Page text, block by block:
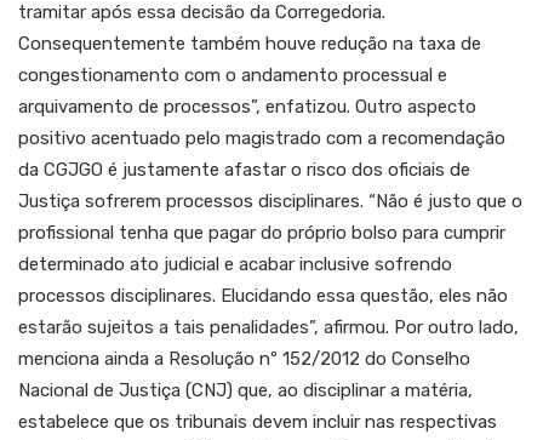
tramitar após essa decisão da Corregedoria.
Consequentemente também houve redução na taxa de
congestionamento com o andamento processual e
arquivamento de processos”, enfatizou. Outro aspecto
positivo acentuado pelo magistrado com a recomendação
da CGJGO é justamente afastar o risco dos oficiais de
Justiça sofrerem processos disciplinares. “Não é justo que o
profissional tenha que pagar do próprio bolso para cumprir
determinado ato judicial e acabar inclusive sofrendo
processos disciplinares. Elucidando essa questão, eles não
estarão sujeitos a tais penalidades”, afirmou. Por outro lado,
menciona ainda a Resolução nº 152/2012 do Conselho
Nacional de Justiça (CNJ) que, ao disciplinar a matéria,
estabelece que os tribunais devem incluir nas respectivas